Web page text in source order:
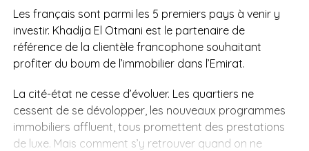
Les français sont parmi les 5 premiers pays à venir y
investir. Khadija El Otmani est le partenaire de
référence de la clientèle francophone souhaitant
profiter du boum de l’immobilier dans l’Emirat.
La cité-état ne cesse d’évoluer. Les quartiers ne
cessent de se dévolopper, les nouveaux programmes
immobiliers affluent, tous promettent des prestations
de luxe. Mais comment s’y retrouver quand on ne